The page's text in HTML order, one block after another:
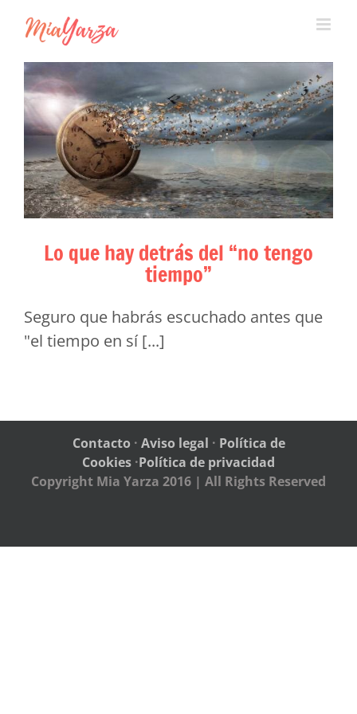
content
Lo que hay detrás del “no tengo
tiempo”
Seguro que habrás escuchado antes que
"el tiempo en sí [...]
Contacto · Aviso legal · Política de
Cookies ·Política de privacidad
Copyright Mia Yarza 2016 | All Rights Reserved